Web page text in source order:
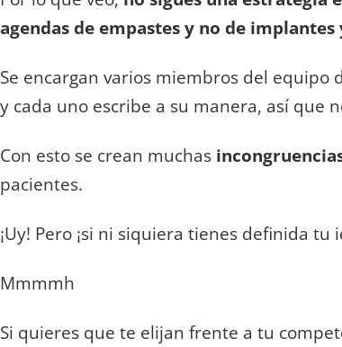
agendas de empastes y no de
Se encargan varios miembros del
y cada uno escribe a su manera, así que
Con esto se crean muchas
pacientes.
¡Uy! Pero ¡si ni siquiera tienes definida
Mmmmh
Si quieres que te elijan frente a tu